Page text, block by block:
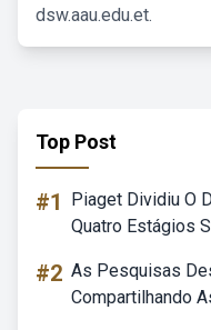
dsw.aau.edu.et.
Top Post
#1
Piaget Dividiu O
Quatro Estágios
#2 As Pesquisas
Compartilhando